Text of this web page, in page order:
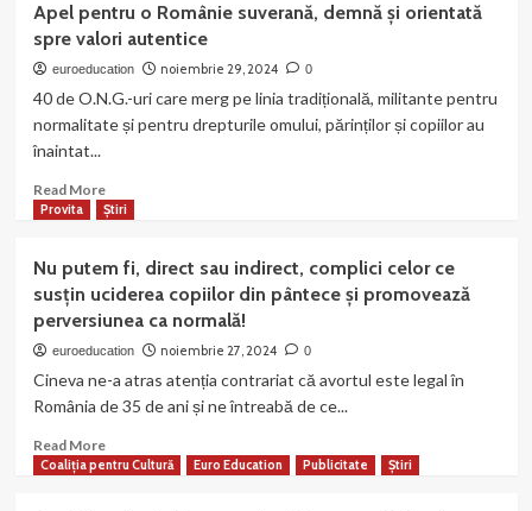
s
alegeri,
sunt hackeri
Apel pentru o Românie suverană, demnă și orientată
spre valori autentice
euroeducation noiembrie 29, 2024 0
40 de O.N.G.-uri care merg pe linia tradițională, militante pentru
normalitate și pentru drepturile omului, părinților și copiilor au
înaintat...
Read MoreRead
more
pentru
o
Românie
suverană,
și
orientată
valori
autentice
Provita Știri
Nu putem fi, direct sau indirect, complici celor ce
susţin uciderea copiilor din pântece şi promovează
perversiunea ca normală!
euroeducation noiembrie 27, 2024 0
Cineva ne-a atras atenția contrariat că avortul este legal în
România de 35 de ani și ne întreabă de ce...
Read MoreRead
more
Coaliția pentru Cultură Euro Education Publicitate Știri